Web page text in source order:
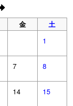
金
土
1
7 8
14 15